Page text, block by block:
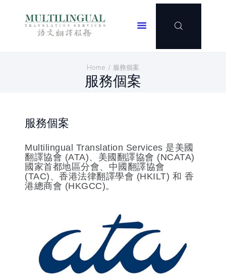
Home 服務個案
服務個案
Multilingual Translation Services
聯繫我們
推廣優惠
繁體中文
服務個案
Multilingual Translation Services 是美國
翻譯協會 (ATA)、美國翻譯協會 (NCATA)
國家首都地區分會、中國翻譯協會
(TAC)、香港法律翻譯學會 (HKILT) 和 香
港總商會 (HKGCC)。